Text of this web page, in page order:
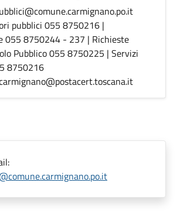
pubblici 055 8750216 |
055 8750244 - 237 | Richieste
Pubblico 055 8750225 | Servizi
8750216